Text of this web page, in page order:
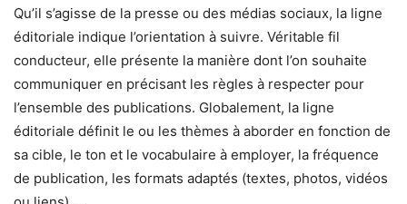
Qu’il s’agisse de la presse ou des médias sociaux, la ligne
éditoriale indique l’orientation à suivre. Véritable fil
conducteur, elle présente la manière dont l’on souhaite
communiquer en précisant les règles à respecter pour
l’ensemble des publications. Globalement, la ligne
éditoriale définit le ou les thèmes à aborder en fonction de
sa cible, le ton et le vocabulaire à employer, la fréquence
de publication, les formats adaptés (textes, photos, vidéos